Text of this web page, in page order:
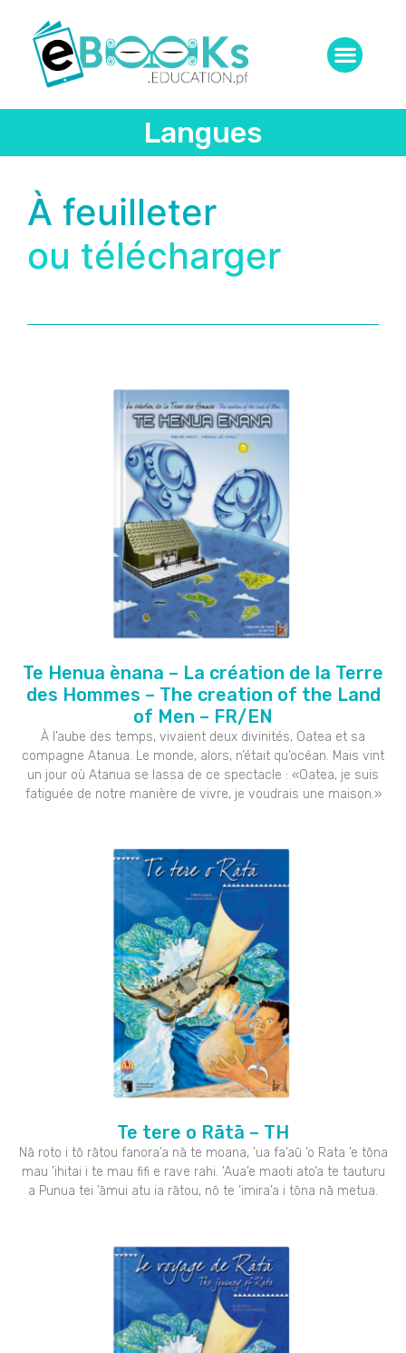
Langues
À feuilleter
ou télécharger
Te Henua ènana – La création de la Terre
des Hommes – The creation of the Land
of Men – FR/EN
À l’aube des temps, vivaient deux divinités, Oatea et sa
compagne Atanua. Le monde, alors, n’était qu’océan. Mais vint
un jour où Atanua se lassa de ce spectacle : «Oatea, je suis
fatiguée de notre manière de vivre, je voudrais une maison.»
Te tere o Rātā – TH
Nā roto i tō rātou fanora’a nā te moana, ’ua fa’aū ’o Rata ’e tōna
mau ’ihitai i te mau fifi e rave rahi. ’Aua’e maoti ato’a te tauturu
a Punua tei ’āmui atu ia rātou, nō te ’imira’a i tōna nā metua.